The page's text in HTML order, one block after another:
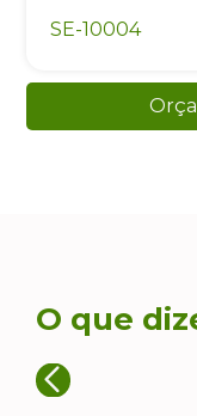
SE-10004
O que